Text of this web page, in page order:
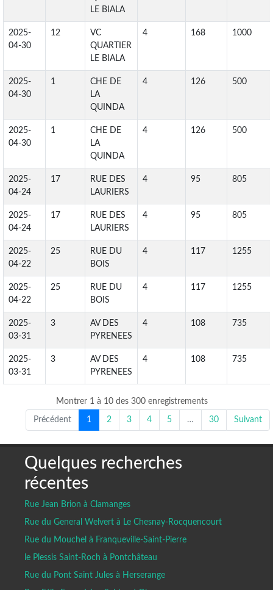
LE BIALA
2025-
04-30
12
VC
QUARTIER
LE BIALA
4 168 1000
2025-
04-30
1
CHE DE
LA
QUINDA
4 126 500
2025-
04-30
1
CHE DE
LA
QUINDA
4 126 500
2025-
04-24
17
RUE DES
LAURIERS
4 95 805
2025-
04-24
17
RUE DES
LAURIERS
4 95 805
2025-
04-22
25
RUE DU
BOIS
4 117 1255
2025-
04-22
25
RUE DU
BOIS
4 117 1255
2025-
03-31
3
AV DES
PYRENEES
4 108 735
2025-
03-31
3
AV DES
PYRENEES
4 108 735
Montrer 1 à 10 des 300 enregistrements
Précédent 1 2 3 4 5 … 30 Suivant
Quelques recherches
récentes
Rue Jean Brion à Clamanges
Rue du General Welvert à Le Chesnay-Rocquencourt
Rue du Mouchel à Franqueville-Saint-Pierre
le Plessis Saint-Roch à Pontchâteau
Rue du Pont Saint Jules à Herserange